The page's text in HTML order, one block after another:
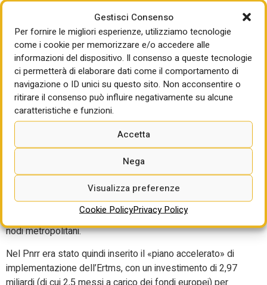
Gestisci Consenso
Per fornire le migliori esperienze, utilizziamo tecnologie
come i cookie per memorizzare e/o accedere alle
informazioni del dispositivo. Il consenso a queste tecnologie
ci permetterà di elaborare dati come il comportamento di
navigazione o ID unici su questo sito. Non acconsentire o
ritirare il consenso può influire negativamente su alcune
caratteristiche e funzioni.
Accetta
Nega
Visualizza preferenze
Cookie PolicyPrivacy Policy
10mila chilometri di rete (su un totale di 15.493 km della
cosiddetta rete Ten). La prima tranche di questo piano (già
finanziata con fondi del contratto di programma Rfi) valeva
217 milioni e toccava 1.266 chilometri da attrezzare entro il
2022.
Ma Rfi voleva velocizzare il raggiungimento di questo
obiettivo considerato strategico e allargarlo all’intera rete.
Perciò aveva varato un «Piano di accelerazione» da 2,9
miliardi che prevedeva l’installazione dell’Ertms entro il
2036 su tutti i 15.493 chilometri di rete Ten, con obiettivi
intermedi di 4mila chilometri entro il 2026 (tutta la rete
considerata core dalla Ue). Si può tralasciare qui un
ulteriore investimento tecnologico da 9,7 miliardi per fare
un ulteriore salto tecnologico all’intera rete e ai principali
nodi metropolitani.
Nel Pnrr era stato quindi inserito il «piano accelerato» di
implementazione dell’Ertms, con un investimento di 2,97